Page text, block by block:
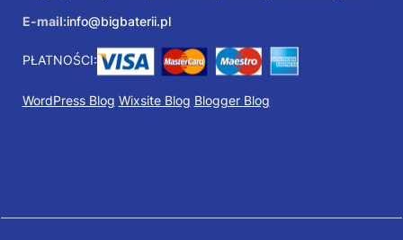
E-mail:info@bigbaterii.pl
PŁATNOŚCI:
WordPress Blog Wixsite Blog Blogger Blog